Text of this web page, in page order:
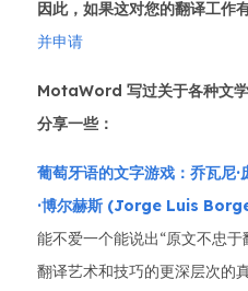
因此，如果这对您的翻译工作
并申请
MotaWord 写过关于各种文
分享一些：
葡萄牙语的文字游戏：乔瓦尼·
·博尔赫斯 (Jorge Luis
能不爱一个能说出“原文不忠
翻译艺术和技巧的更深层次的